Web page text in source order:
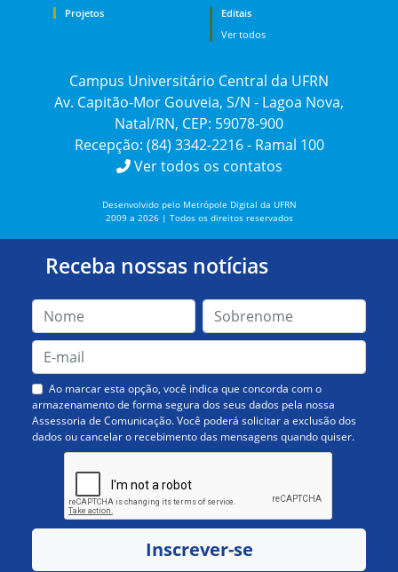
Projetos
Editais
Ver todos
Campus Universitário Central da UFRN
Av. Capitão-Mor Gouveia, S/N - Lagoa Nova,
Natal/RN, CEP: 59078-900
Recepção: (84) 3342-2216 - Ramal 100
Ver todos os contatos
Desenvolvido pelo Metrópole Digital da UFRN
2009 a 2026 | Todos os direitos reservados
Receba nossas notícias
Ao marcar esta opção, você indica que concorda com o
armazenamento de forma segura dos seus dados pela nossa
Assessoria de Comunicação. Você poderá solicitar a exclusão dos
dados ou cancelar o recebimento das mensagens quando quiser.
Inscrever-se